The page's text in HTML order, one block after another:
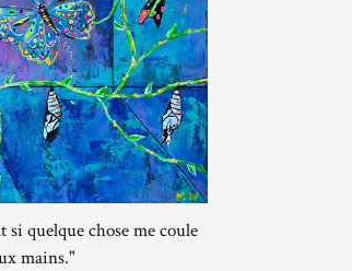
si quelque chose me coule
mains."